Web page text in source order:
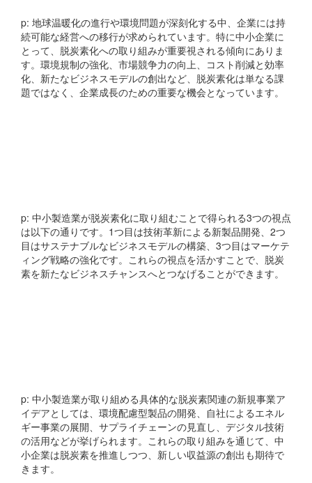
p: 地球温暖化の進行や環境問題が深刻化する中、企業には持
続可能な経営への移行が求められています。特に中小企業に
とって、脱炭素化への取り組みが重要視される傾向にありま
す。環境規制の強化、市場競争力の向上、コスト削減と効率
化、新たなビジネスモデルの創出など、脱炭素化は単なる課
題ではなく、企業成長のための重要な機会となっています。
p: 中小製造業が脱炭素化に取り組むことで得られる3つの視点
は以下の通りです。1つ目は技術革新による新製品開発、2つ
目はサステナブルなビジネスモデルの構築、3つ目はマーケテ
ィング戦略の強化です。これらの視点を活かすことで、脱炭
素を新たなビジネスチャンスへとつなげることができます。
p: 中小製造業が取り組める具体的な脱炭素関連の新規事業ア
イデアとしては、環境配慮型製品の開発、自社によるエネル
ギー事業の展開、サプライチェーンの見直し、デジタル技術
の活用などが挙げられます。これらの取り組みを通じて、中
小企業は脱炭素を推進しつつ、新しい収益源の創出も期待で
きます。